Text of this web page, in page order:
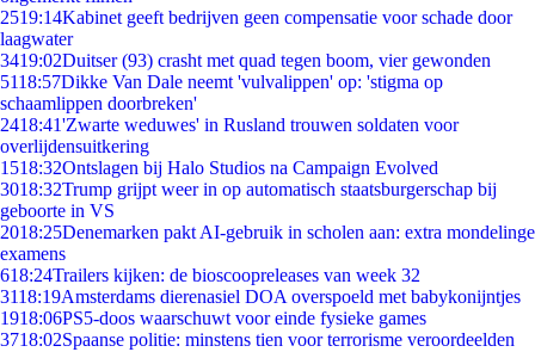
2519:14Kabinet geeft bedrijven geen compensatie voor schade door
laagwater
3419:02Duitser (93) crasht met quad tegen boom, vier gewonden
5118:57Dikke Van Dale neemt 'vulvalippen' op: 'stigma op
schaamlippen doorbreken'
2418:41'Zwarte weduwes' in Rusland trouwen soldaten voor
overlijdensuitkering
1518:32Ontslagen bij Halo Studios na Campaign Evolved
3018:32Trump grijpt weer in op automatisch staatsburgerschap bij
geboorte in VS
2018:25Denemarken pakt AI-gebruik in scholen aan: extra mondelinge
examens
618:24Trailers kijken: de bioscoopreleases van week 32
3118:19Amsterdams dierenasiel DOA overspoeld met babykonijntjes
1918:06PS5-doos waarschuwt voor einde fysieke games
3718:02Spaanse politie: minstens tien voor terrorisme veroordeelden